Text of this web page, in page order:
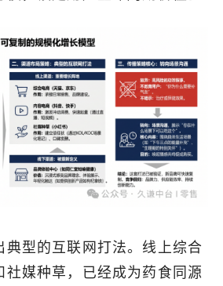
典型的互联网打法。线上综合
社媒种草，已经成为药食同源